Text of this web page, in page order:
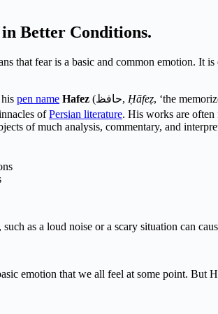
Better Conditions.
that fear is a basic and common emotion. It
pen name Hafez (حافظ, Ḥāfeẓ, ‘the
ofPersian literature. His works are often
of much analysis, commentary, and
as a loud noise or a scary situation can
emotion that we all feel at some point. But